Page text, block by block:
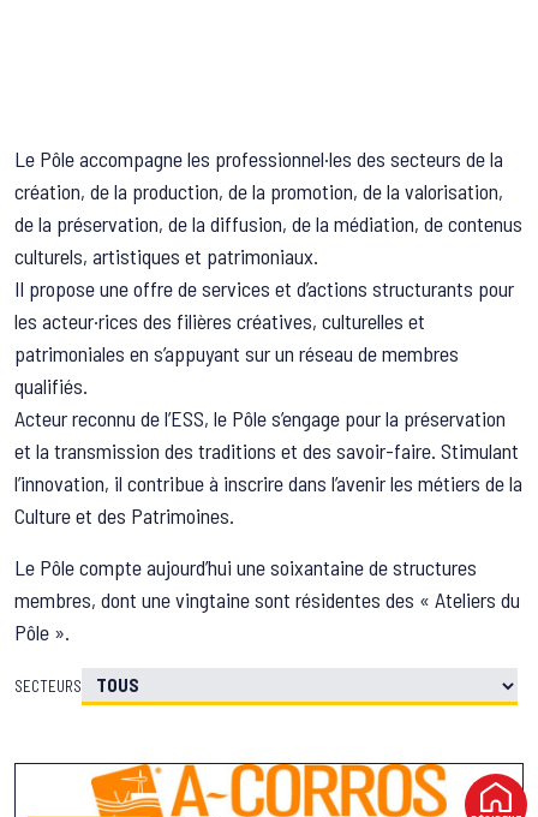
Le Pôle accompagne les professionnel·les des secteurs de la
création, de la production, de la promotion, de la valorisation,
de la préservation, de la diffusion, de la médiation, de contenus
culturels, artistiques et patrimoniaux.
Il propose une offre de services et d’actions structurants pour
les acteur·rices des filières créatives, culturelles et
patrimoniales en s’appuyant sur un réseau de membres
qualifiés.
Acteur reconnu de l’ESS, le Pôle s’engage pour la préservation
et la transmission des traditions et des savoir-faire. Stimulant
l’innovation, il contribue à inscrire dans l’avenir les métiers de la
Culture et des Patrimoines.
Le Pôle compte aujourd’hui une soixantaine de structures
membres, dont une vingtaine sont résidentes des « Ateliers du
Pôle ».
SECTEURS